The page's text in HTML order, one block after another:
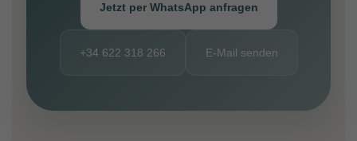
Jetzt per WhatsApp anfragen
+34 622 318 266 E-Mail senden